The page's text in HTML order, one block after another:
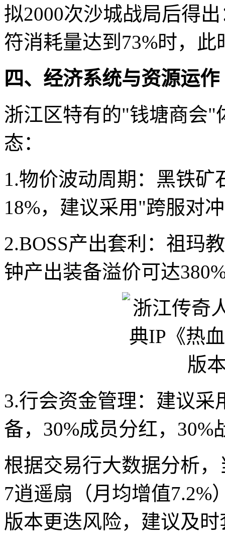
拟2000次沙城战局后得
符消耗量达到73%时，
四、经济系统与资源运作
浙江区特有的"钱塘商会"
态：
1.物价波动周期：黑铁矿
18%，建议采用"跨服对
2.BOSS产出套利：祖玛
钟产出装备溢价可达
3.行会资金管理：建议采
备，30%成员分红，30%
根据交易行大数据分析
7逍遥扇（月均增值7.2%
版本更迭风险，建议及时